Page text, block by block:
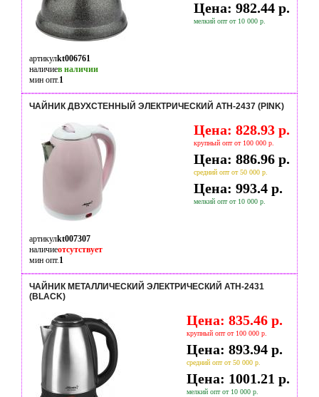
Цена: 982.44 р.
мелкий опт от 10 000 р.
артикулkt006761
наличиев наличии
мин опт.1
ЧАЙНИК ДВУХСТЕННЫЙ ЭЛЕКТРИЧЕСКИЙ ATH-2437 (PINK)
Цена: 828.93 р.
крупный опт от 100 000 р.
Цена: 886.96 р.
средний опт от 50 000 р.
Цена: 993.4 р.
мелкий опт от 10 000 р.
артикулkt007307
наличиеотсутствует
мин опт.1
ЧАЙНИК МЕТАЛЛИЧЕСКИЙ ЭЛЕКТРИЧЕСКИЙ ATH-2431
(BLACK)
Цена: 835.46 р.
крупный опт от 100 000 р.
Цена: 893.94 р.
средний опт от 50 000 р.
Цена: 1001.21 р.
мелкий опт от 10 000 р.